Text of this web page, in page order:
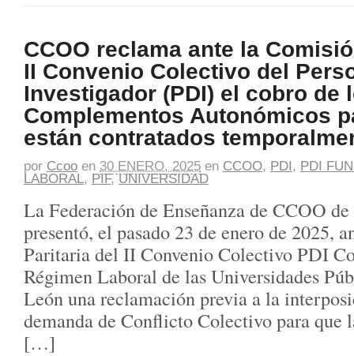
CCOO reclama ante la
II Convenio Colectivo del
Investigador (PDI) el cobro de
Complementos Autonómicos
están contratados
por Ccoo en 30 ENERO, 2025 en CCOO, PDI, PDI
LABORAL, PIF,UNIVERSIDAD
La Federación de Enseñanza de CCOO
presentó, el pasado 23 de enero de 2025,
Paritaria del II Convenio Colectivo PDI
Régimen Laboral de las Universidades
León una reclamación previa a la
demanda de Conflicto Colectivo para que
[…]